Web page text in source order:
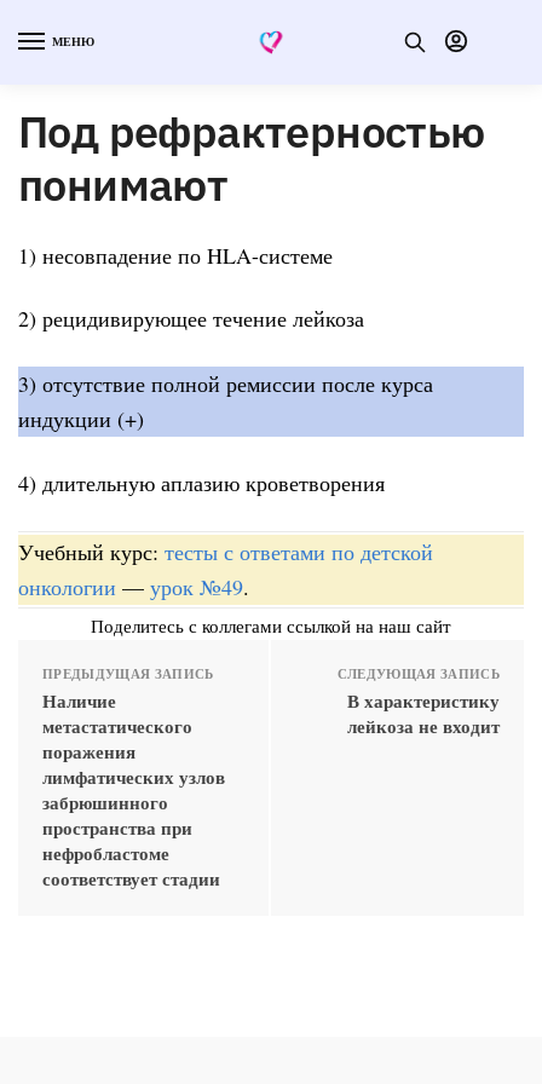
МЕНЮ
Под рефрактерностью
понимают
1) несовпадение по HLA-системе
2) рецидивирующее течение лейкоза
3) отсутствие полной ремиссии после курса
индукции (+)
4) длительную аплазию кроветворения
Учебный курс: тесты с ответами по детской
онкологии — урок №49.
Поделитесь с коллегами ссылкой на наш сайт
ПРЕДЫДУЩАЯ ЗАПИСЬ
Наличие
метастатического
поражения
лимфатических узлов
забрюшинного
пространства при
нефробластоме
соответствует стадии
СЛЕДУЮЩАЯ ЗАПИСЬ
В характеристику
лейкоза не входит